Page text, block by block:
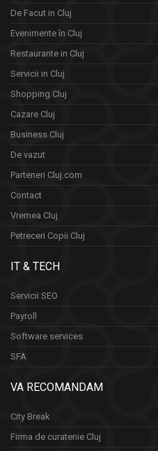
De Facut in Cluj
Evenimente în Cluj
Restaurante in Cluj
Servicii in Cluj
Shopping Cluj
Cazare Cluj
Business Cluj
De vazut
Parteneri Cluj.com
Contact
Vremea Cluj
Petreceri Copii Cluj
IT & TECH
Servicii SEO
Payroll
Software services
SFA
VA RECOMANDAM
City Break
Firma de curatenie Cluj